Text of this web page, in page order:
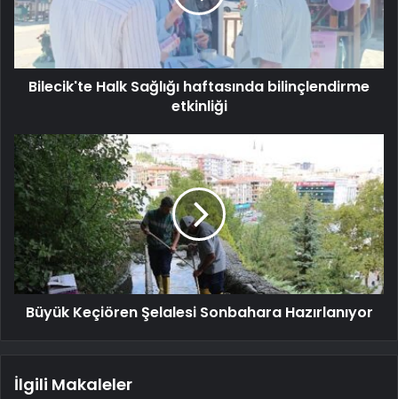
Bilecik'te Halk Sağlığı haftasında bilinçlendirme
etkinliği
Büyük Keçiören Şelalesi Sonbahara Hazırlanıyor
İlgili Makaleler